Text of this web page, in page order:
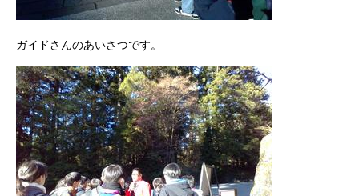
ガイドさんのあいさつです。